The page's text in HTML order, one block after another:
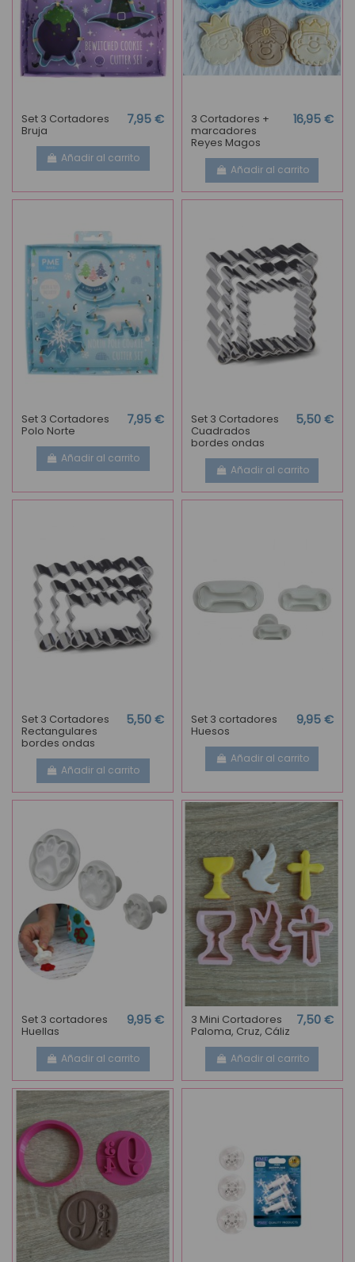
Set 3 Cortadores
Bruja
7,95 €
Añadir al carrito
3 Cortadores +
marcadores
Reyes Magos
16,95 €
Añadir al carrito
Set 3 Cortadores
Polo Norte
7,95 €
Añadir al carrito
Set 3 Cortadores
Cuadrados
bordes ondas
5,50 €
Añadir al carrito
Set 3 Cortadores
Rectangulares
bordes ondas
5,50 €
Añadir al carrito
Set 3 cortadores
Huesos
9,95 €
Añadir al carrito
Set 3 cortadores
Huellas
9,95 €
Añadir al carrito
3 Mini Cortadores
Paloma, Cruz, Cáliz
7,50 €
Añadir al carrito